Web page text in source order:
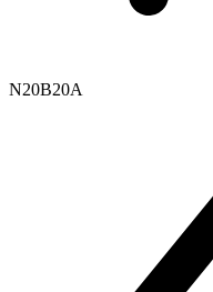
N20B20A